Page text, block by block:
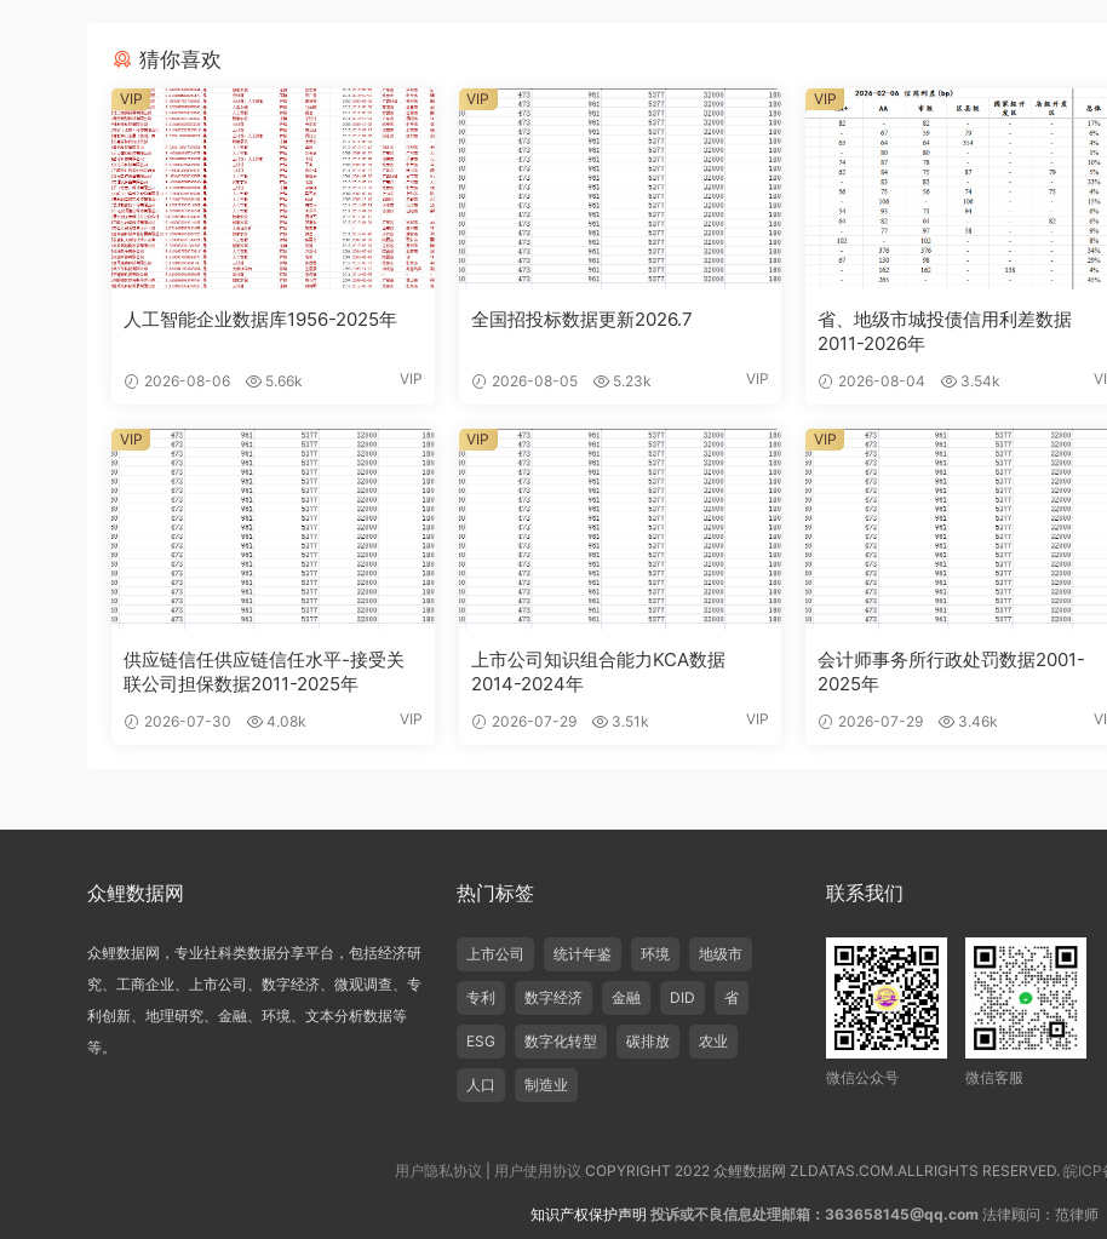
猜你喜欢
人工智能企业数据库1956-2025年
2026-08-06 5.66k VIP
VIP
全国招投标数据更新2026.7
2026-08-05 5.23k VIP
VIP
省、地级市城投债信用利差数据
2011-2026年
2026-08-04 3.54k
VIP
供应链信任供应链信任水平-接受关
联公司担保数据2011-2025年
2026-07-30 4.08k VIP
VIP
上市公司知识组合能力KCA数据
2014-2024年
2026-07-29 3.51k VIP
VIP
会计师事务所行政处罚数据2001-
2025年
2026-07-29 3.46k
VIP
众鲤数据网
众鲤数据网，专业社科类数据分享平台，包括经济研
究、工商企业、上市公司、数字经济、微观调查、专
利创新、地理研究、金融、环境、文本分析数据等
等。
热门标签
上市公司 统计年鉴 环境 地级市
专利 数字经济 金融 DID 省
ESG 数字化转型 碳排放 农业
人口 制造业
联系我们
微信公众号 微信客服
用户隐私协议 用户使用协议 COPYRIGHT 2022 众鲤数据网 ZLDATAS.COM.ALLRIGHTS RESERVED. 皖ICP
知识产权保护声明 投诉或不良信息处理邮箱：363658145@qq.com 法律顾问：范律师